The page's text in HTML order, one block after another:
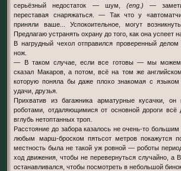
серьёзный недостаток — шум, (eng.) —
переставая снаряжаться. — Так что у
приняли ваше... Успокоительное, могут
Предлагаю устранять охрану до того, как она успеет
В нагрудный чехол отправился проверенный делом
нож.
— В таком случае, если все готовы — мы можем
сказал Макаров, а потом, всё на том же
которую поняла бы даже плохо знакомая с
удачи, друзья.
Прихватив из багажника арматурные кусачки,
роботами, отдаляющимися от основной дороги
вглубь нетоптанных троп.
Расстояние до забора казалось не очень-то
любым марш-броском пятьсот метров покажутся
местность была не такой уж ровной — роботы
ход движения, чтобы не перевернуться случайно, а
останавливался, чтобы посмотреть в небольшой